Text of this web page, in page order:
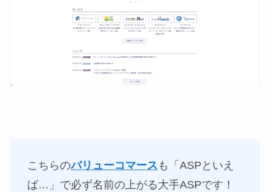
こちらのバリューコマース も「ASPといえ
ば…」で必ず名前の上がる大手ASPです！